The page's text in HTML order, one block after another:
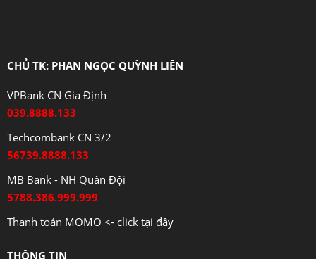
CHỦ TK: PHAN NGỌC QUỲNH LIÊN
VPBank CN Gia Định
039.8888.133
Techcombank CN 3/2
56739.8888.133
MB Bank - NH Quân Đội
5788.386.999.999
Thanh toán MOMO <- click tại đây
THÔNG TIN